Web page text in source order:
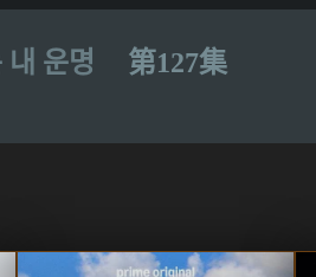
운명 第127集